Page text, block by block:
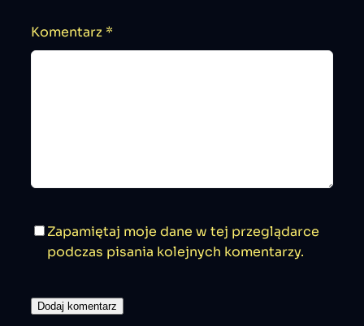
Komentarz *
Zapamiętaj moje dane w tej przeglądarce
podczas pisania kolejnych komentarzy.